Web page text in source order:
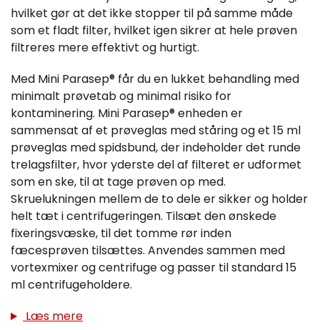
hvilket gør at det ikke stopper til på samme måde
som et fladt filter, hvilket igen sikrer at hele prøven
filtreres mere effektivt og hurtigt.
Med Mini Parasep® får du en lukket behandling med
minimalt prøvetab og minimal risiko for
kontaminering. Mini Parasep® enheden er
sammensat af et prøveglas med ståring og et 15 ml
prøveglas med spidsbund, der indeholder det runde
trelagsfilter, hvor yderste del af filteret er udformet
som en ske, til at tage prøven op med.
Skruelukningen mellem de to dele er sikker og holder
helt tæt i centrifugeringen. Tilsæt den ønskede
fixeringsvæske, til det tomme rør inden
fæcesprøven tilsættes. Anvendes sammen med
vortexmixer og centrifuge og passer til standard 15
ml centrifugeholdere.
Læs mere